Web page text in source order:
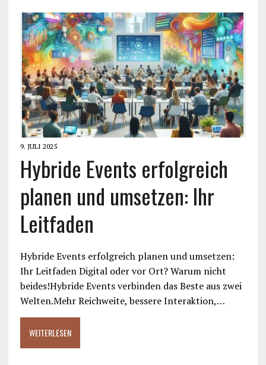
9. JULI 2025
Hybride Events erfolgreich
planen und umsetzen: Ihr
Leitfaden
Hybride Events erfolgreich planen und umsetzen:
Ihr Leitfaden Digital oder vor Ort? Warum nicht
beides!Hybride Events verbinden das Beste aus zwei
Welten.Mehr Reichweite, bessere Interaktion,…
WEITERLESEN